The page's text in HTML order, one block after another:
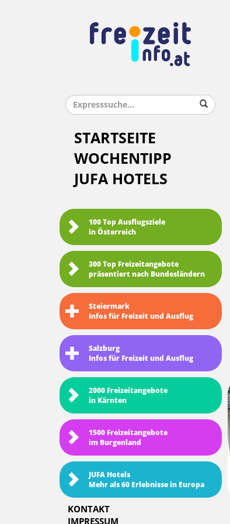
STARTSEITE
WOCHENTIPP
JUFA HOTELS
100 Top Ausflugsziele
in Österreich
300 Top Freizeitangebote
präsentiert nach Bundesländern
Steiermark
Infos für Freizeit und Ausflug
Salzburg
Infos für Freizeit und Ausflug
2000 Freizeitangebote
in Kärnten
1500 Freizeitangebote
im Burgenland
JUFA Hotels
Mehr als 60 Erlebnisse in Europa
KONTAKT
IMPRESSUM